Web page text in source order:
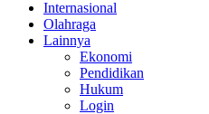
Internasional
Olahraga
Lainnya
Ekonomi
Pendidikan
Hukum
Login